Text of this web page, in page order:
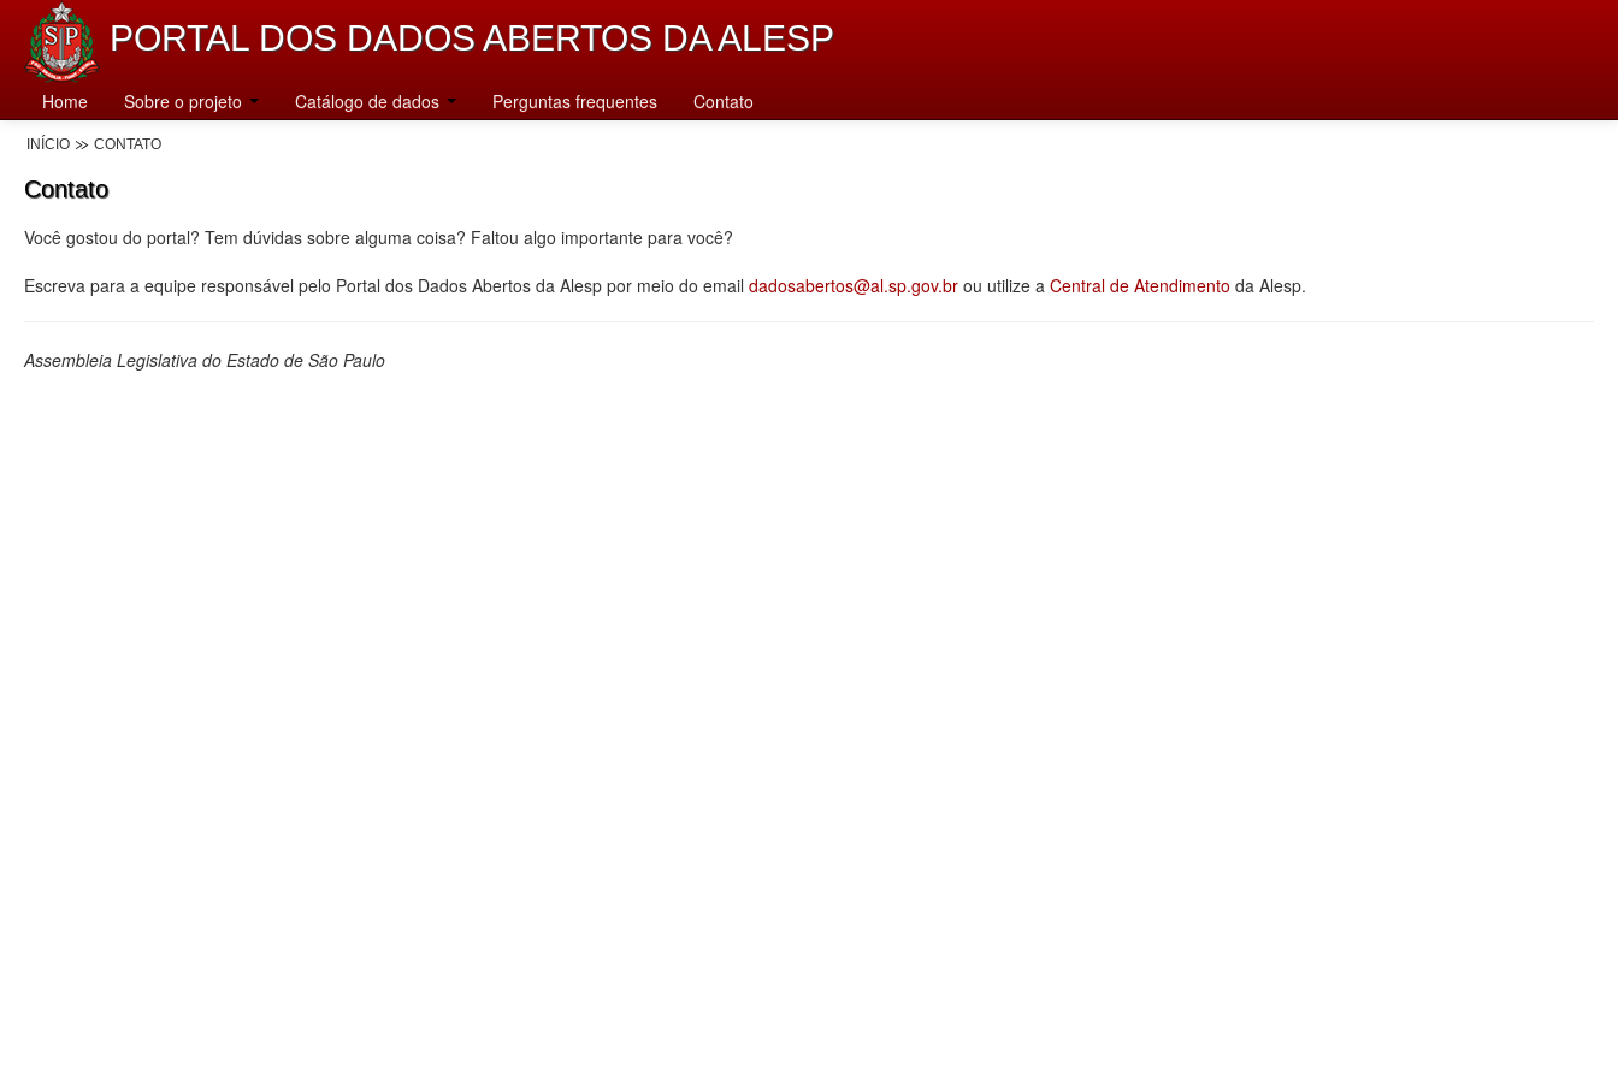
PORTAL DOS DADOS ABERTOS DA ALESP
Home Sobre o projeto Catálogo de dados Perguntas frequentes Contato
INÍCIO CONTATO
Contato
Você gostou do portal? Tem dúvidas sobre alguma coisa? Faltou algo importante para você?
Escreva para a equipe responsável pelo Portal dos Dados Abertos da Alesp por meio do email dadosabertos@al.sp.gov.br ou utilize a Central de Atendimento da Alesp.
Assembleia Legislativa do Estado de São Paulo